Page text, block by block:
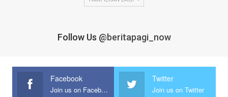
Follow Us @beritapagi_now
Facebook
Join us on Facebook
Twitter
Join us on Twitter